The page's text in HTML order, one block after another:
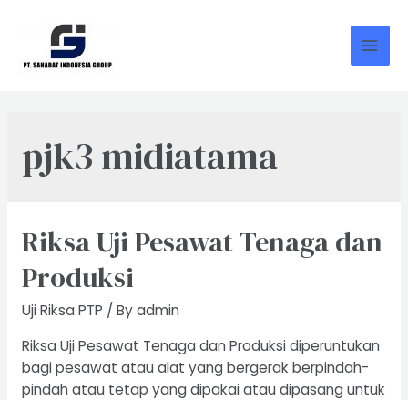
content
pjk3 midiatama
Riksa Uji Pesawat Tenaga dan
Produksi
Uji Riksa PTP / Byadmin
Riksa Uji Pesawat Tenaga dan Produksi diperuntukan
bagi pesawat atau alat yang bergerak berpindah-
pindah atau tetap yang dipakai atau dipasang untuk